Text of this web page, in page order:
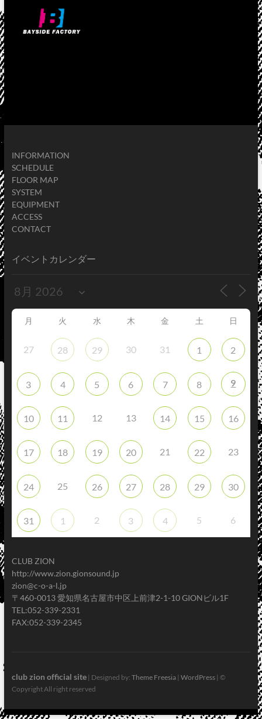
INFORMATION
SCHEDULE
FLOOR MAP
SYSTEM
EQUIPMENT
ACCESS
CONTACT
イベントカレンダー
月 火 水 木 金 土 日
27 28 29 30 31 1 2
3 4 5 6 7 8 9
10 11 12 13 14 15 16
17 18 19 20 21 22 23
24 25 26 27 28 29 30
31 1 2 3 4 5 6
CLUB ZION
http://www.zion.gionsound.jp
zion@c-o-a-l.jp
〒460-0013 愛知県名古屋市中区上前津2-1-10 GIONビル1F
TEL:052-339-2331
FAX:052-339-2345
club zion official site| Designed by: Theme Freesia| WordPress| ©
Copyright All right reserved